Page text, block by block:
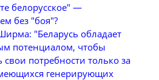
белорусское" —
без "боя"?
"Беларусь обладает
потенциалом, чтобы
свои потребности только за
генерирующих